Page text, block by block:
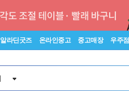
알라딘굿즈 온라인중고 중고매장 우주점